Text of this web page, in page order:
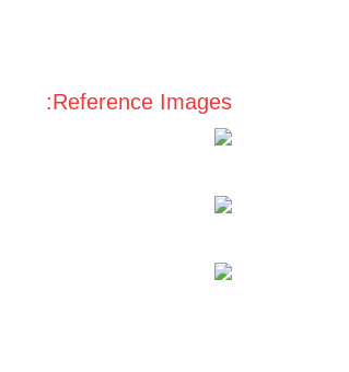
Reference Images: